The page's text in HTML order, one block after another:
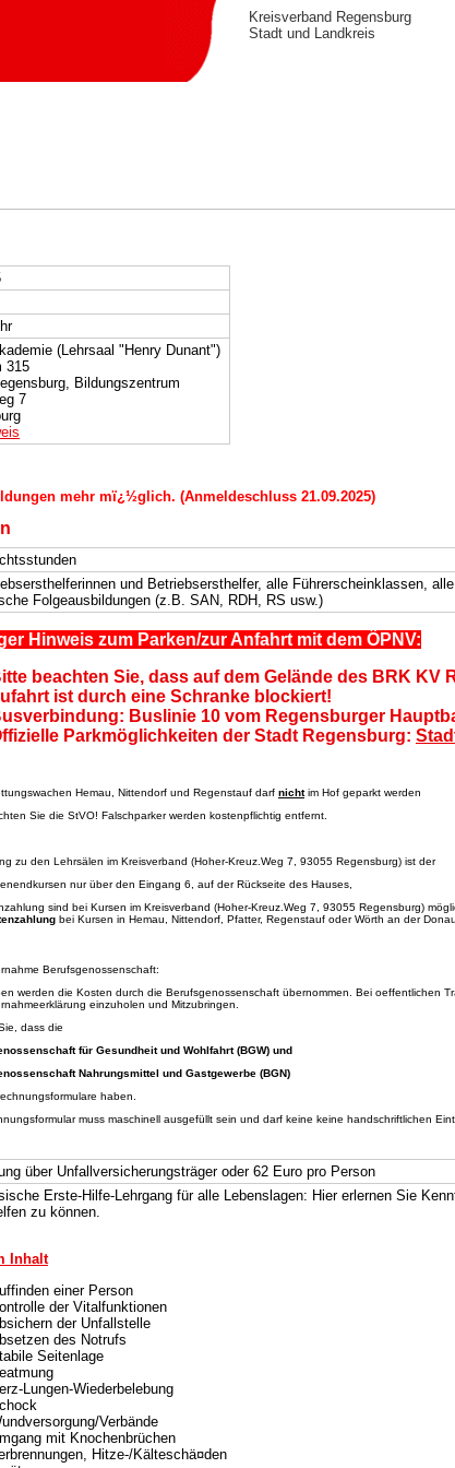
Kreisverband Regensburg
Stadt und Landkreis
(Lehrsaal "Henry Dunant")
315
Bildungszentrum
7
mehr mï¿½glich. (Anmeldeschluss 21.09.2025)
und Betriebsersthelfer, alle Führerscheinklassen,
Folgeausbildungen (z.B. SAN, RDH, RS usw.)
Hinweis zum Parken/zur Anfahrt mit dem ÖPNV:
beachten Sie, dass auf dem Gelände des BRK KV
ist durch eine Schranke blockiert!
Buslinie 10 vom Regensburger
Parkmöglichkeiten der Stadt Regensburg:
Hemau, Nittendorf und Regenstauf darf nichtim Hof geparkt werden
Sie die StVO! Falschparker werden kostenpflichtig entfernt.
zu den Lehrsälen im Kreisverband (Hoher-Kreuz.Weg 7, 93055 Regensburg) ist
nur über den Eingang 6, auf der Rückseite des Hauses,
sind bei Kursen im Kreisverband (Hoher-Kreuz.Weg 7, 93055 Regensburg)
bei Kursen in Hemau, Nittendorf, Pfatter, Regenstauf oder Wörth an der
Berufsgenossenschaft:
werden die Kosten durch die Berufsgenossenschaft übernommen. Bei oeffentlichen
einzuholen und Mitzubringen.
dass die
für Gesundheit und Wohlfahrt (BGW) und
Nahrungsmittel und Gastgewerbe (BGN)
haben.
muss maschinell ausgefüllt sein und darf keine keine handschriftlichen
über Unfallversicherungsträger oder 62 Euro pro Person
Erste-Hilfe-Lehrgang für alle Lebenslagen: Hier erlernen Sie
zu können.
Inhalt
einer Person
der Vitalfunktionen
der Unfallstelle
des Notrufs
Seitenlage
Lungen-Wiederbelebung
Verbände
mit Knochenbrüchen
Hitze-/Kälteschä¤den